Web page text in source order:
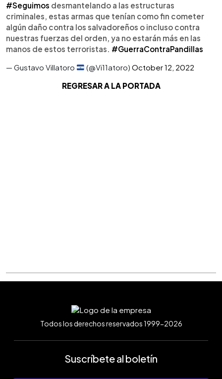
#Seguimos desmantelando a las estructuras
criminales, estas armas que tenían como fin cometer
algún daño contra los salvadoreños o incluso contra
nuestras fuerzas del orden, ya no estarán más en las
manos de estos terroristas. #GuerraContraPandillas
— Gustavo Villatoro
(@Vi11atoro)October 12, 2022
REGRESAR A LA PORTADA
Todos los derechos reservados 1999-2026
Suscríbete al boletín